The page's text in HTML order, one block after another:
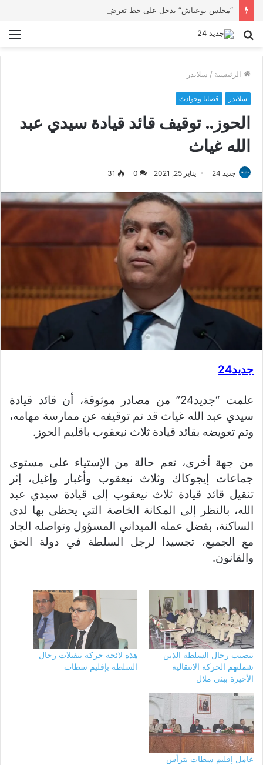
بحث
الرئيسية / سلايدر
سلايدر قضايا وحوادث
الحوز.. توقيف قائد قيادة سيدي عبد
الله غياث
جديد 24 يناير 25, 2021 0
31
جديد24
علمت “جديد24” من مصادر موثوقة، أن قائد قيادة
سيدي عبد الله غياث قد تم توقيفه عن ممارسة مهامه،
وتم تعويضه بقائد قيادة ثلاث نيعقوب باقليم الحوز.
من جهة أخرى، تعم حالة من الإستياء على مستوى
جماعات إيجوكاك وثلاث نيعقوب وأغبار وإغيل، إثر
تنقيل قائد قيادة ثلاث نيعقوب إلى قيادة سيدي عبد
الله، بالنظر إلى المكانة الخاصة التي يحظى بها لدى
الساكنة، بفضل عمله الميداني المسؤول وتواصله الجاد
مع الجميع، تجسيدا لرجل السلطة في دولة الحق
والقانون.
تنصيب رجال السلطة الذين
شملتهم الحركة الانتقالية
الأخيرة ببني ملال
هذه لائحة حركة تنقيلات رجال
السلطة بإقليم سطات
عامل إقليم سطات يترأس